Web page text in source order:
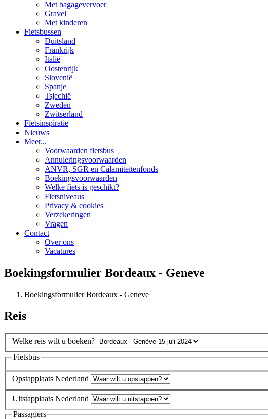
Met bagagevervoer
Gravel
Met kinderen
Fietsbussen
Duitsland
Frankrijk
Italië
Oostenrijk
Slovenië
Spanje
Tsjechië
Zweden
Zwitserland
Fietsinspiratie
Nieuws
Meer...
Voorwaarden fietsbus
Annuleringsvoorwaarden
ANVR, SGR en Calamiteitenfonds
Boekingsvoorwaarden
Welke fiets is geschikt?
Fietsniveaus
Privacy & cookies
Verzekeringen
Vragen
Contact
Over ons
Vacatures
Boekingsformulier Bordeaux - Geneve
Boekingsformulier Bordeaux - Geneve
Reis
Welke reis wilt u boeken?
Fietsbus
Opstapplaats Nederland
Uitstapplaats Nederland
Passagiers